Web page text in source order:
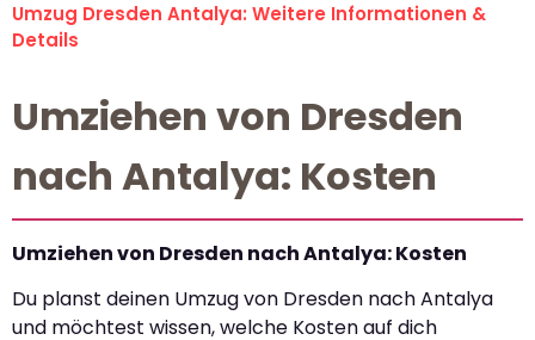
Umzug Dresden Antalya: Weitere Informationen &
Details
Umziehen von Dresden
nach Antalya: Kosten
Umziehen von Dresden nach Antalya: Kosten
Du planst deinen Umzug von Dresden nach Antalya
und möchtest wissen, welche Kosten auf dich